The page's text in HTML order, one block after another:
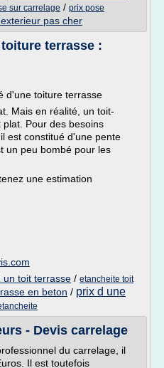
sur carrelage / prix pose
pas cher
terrasse :
d'une toiture terrasse
Mais en réalité, un toit-
Pour des besoins
est constitué d'une pente
un peu bombé pour les
une estimation
un toit terrasse / etancheite toit
en beton / prix d une
- Devis carrelage
du carrelage, il
Il est toutefois